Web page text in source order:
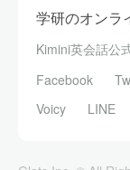
学研のオンラ
Kimini英会話公
Facebook
Voicy
LINE